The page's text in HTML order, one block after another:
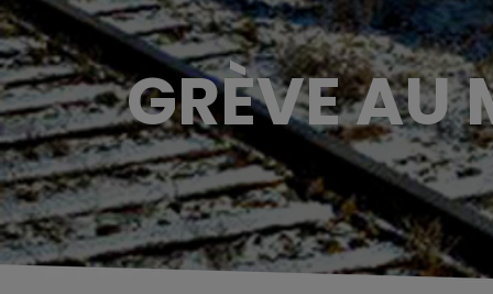
GRÈVE AU